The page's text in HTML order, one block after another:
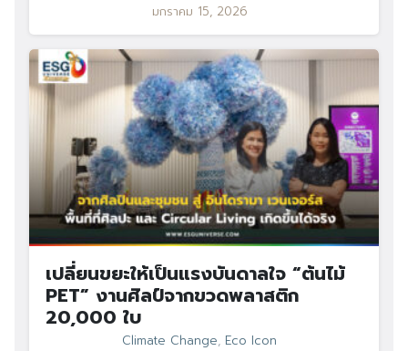
มกราคม 15, 2026
เปลี่ยนขยะให้เป็นแรงบันดาลใจ “ต้นไม้
PET” งานศิลป์จากขวดพลาสติก
20,000 ใบ
Climate Change, Eco Icon